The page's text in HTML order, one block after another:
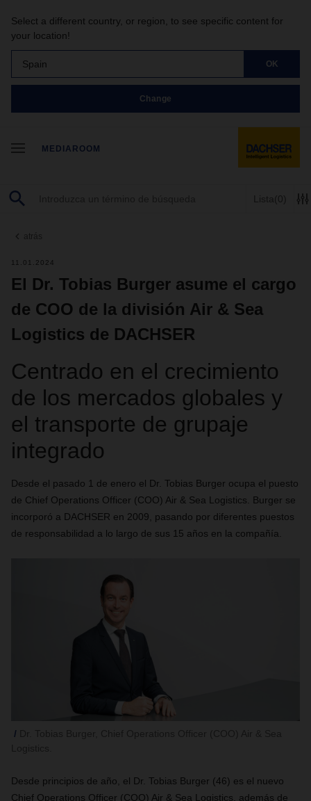
Select a different country, or region, to see specific content for
your location!
Spain OK
Change
MEDIAROOM
Lista (0)
atrás
11.01.2024
El Dr. Tobias Burger asume el cargo
de COO de la división Air & Sea
Logistics de DACHSER
Centrado en el crecimiento
de los mercados globales y
el transporte de grupaje
integrado
Desde el pasado 1 de enero el Dr. Tobias Burger ocupa el puesto
de Chief Operations Officer (COO) Air & Sea Logistics. Burger se
incorporó a DACHSER en 2009, pasando por diferentes puestos
de responsabilidad a lo largo de sus 15 años en la compañía.
Desde principios de año, el Dr. Tobias Burger (46) es el nuevo
Chief Operations Officer (COO) Air & Sea Logistics, además de